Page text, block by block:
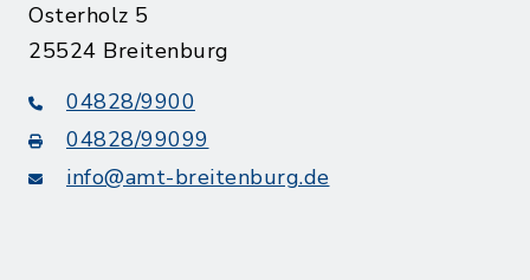
Osterholz 5
25524 Breitenburg
04828/9900
04828/99099
info@amt-breitenburg.de